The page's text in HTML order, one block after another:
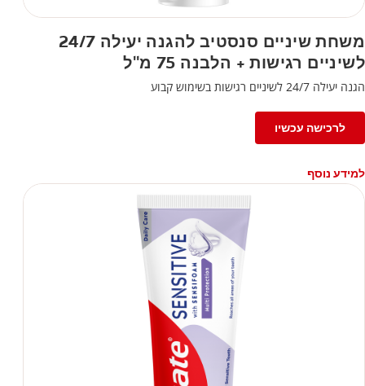
משחת שיניים סנסטיב להגנה יעילה 24/7
לשיניים רגישות + הלבנה 75 מ"ל
הגנה יעילה 24/7 לשיניים רגישות בשימוש קבוע
לרכישה עכשיו
למידע נוסף